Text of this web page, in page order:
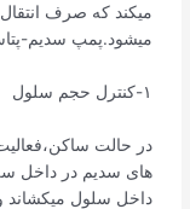
میکند که صرف
میشود.پمپ سدیم-
۱-کنترل حجم سلول
در حالت
های سدیم در داخل
داخل سلول